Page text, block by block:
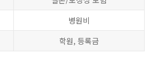
병원비
학원, 등록금